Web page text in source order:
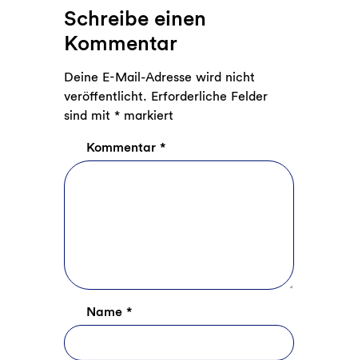
Schreibe einen
Kommentar
Deine E-Mail-Adresse wird nicht
veröffentlicht. Erforderliche Felder
sind mit *markiert
Kommentar *
Name *